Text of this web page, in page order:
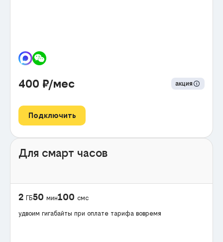
400 ₽/мес акция
Подключить
Для смарт часов
2 ГБ50 мин100 смс
удвоим гигабайты при оплате тарифа вовремя